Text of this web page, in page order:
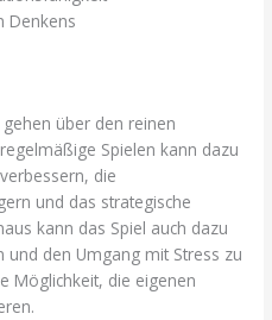
Denkens
über den reinen
Spielen kann dazu
die
und das strategische
kann das Spiel auch dazu
und den Umgang mit Stress zu
Möglichkeit, die eigenen